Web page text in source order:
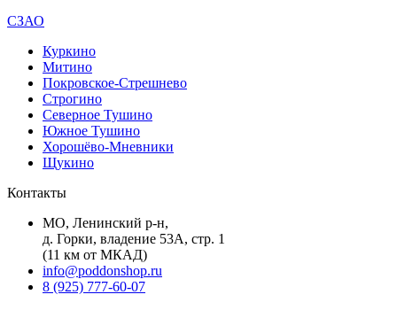
СЗАО
Куркино
Митино
Покровское-Стрешнево
Строгино
Северное Тушино
Южное Тушино
Хорошёво-Мневники
Щукино
Контакты
МО, Ленинский р-н,
д. Горки, владение 53А, стр. 1
(11 км от МКАД)
info@poddonshop.ru
8 (925) 777-60-07